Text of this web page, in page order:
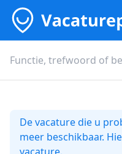
De vacature die u
meer beschikbaar.